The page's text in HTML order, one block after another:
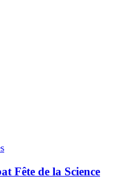
Fête de la Science